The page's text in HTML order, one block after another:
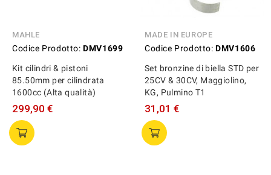
MAHLE
Codice Prodotto: DMV1699
Kit cilindri & pistoni
85.50mm per cilindrata
1600cc (Alta qualità)
299,90 €
MADE IN EUROPE
Codice Prodotto: DMV1606
Set bronzine di biella STD per
25CV & 30CV, Maggiolino,
KG, Pulmino T1
31,01 €